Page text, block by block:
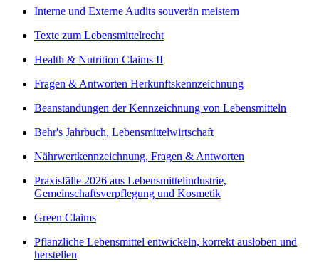
Interne und Externe Audits souverän meistern
Texte zum Lebensmittelrecht
Health & Nutrition Claims II
Fragen & Antworten Herkunftskennzeichnung
Beanstandungen der Kennzeichnung von Lebensmitteln
Behr's Jahrbuch, Lebensmittelwirtschaft
Nährwertkennzeichnung, Fragen & Antworten
Praxisfälle 2026 aus Lebensmittelindustrie,
Gemeinschaftsverpflegung und Kosmetik
Green Claims
Pflanzliche Lebensmittel entwickeln, korrekt ausloben und
herstellen